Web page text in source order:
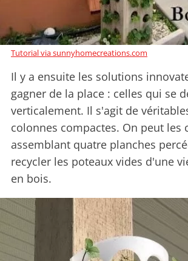
Tutorial via sunnyhomecreations.com
Il y a ensuite les solutions
gagner de la place : celles qui se
verticalement. Il s'agit de
colonnes compactes. On peut les
assemblant quatre planches
recycler les poteaux vides d'une
en bois.